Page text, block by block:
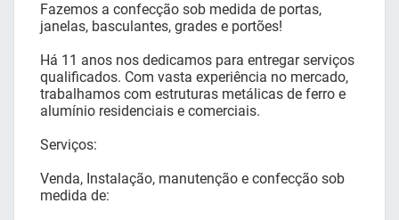
Fazemos a confecção sob medida de portas,
janelas, basculantes, grades e portões!
Há 11 anos nos dedicamos para entregar serviços
qualificados. Com vasta experiência no mercado,
trabalhamos com estruturas metálicas de ferro e
alumínio residenciais e comerciais.
Serviços:
Venda, Instalação, manutenção e confecção sob
medida de: